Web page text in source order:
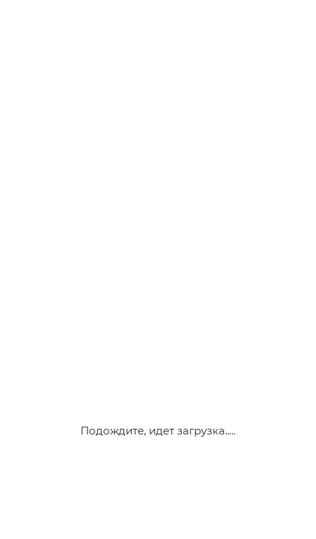
Подождите, идет загрузка.....